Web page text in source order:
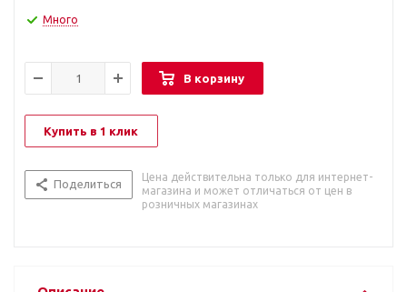
Много
В корзину
Купить в 1 клик
Поделиться
Цена действительна только для интернет-
магазина и может отличаться от цен в
розничных магазинах